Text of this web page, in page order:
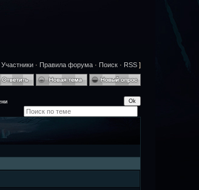
Участники · Правила форума · Поиск · RSS ]